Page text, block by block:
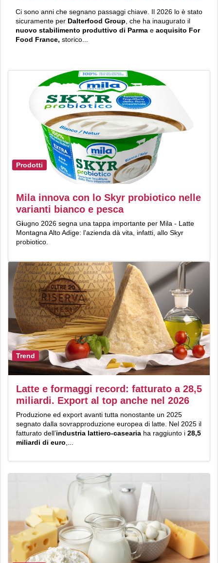
Ci sono anni che segnano passaggi chiave. Il 2026 lo è stato
sicuramente per Dalterfood Group , che ha inaugurato il
nuovo stabilimento produttivo di Parma e acquisito For
Food France, storico...
Prodotti
Mila innova con lo Skyr probiotico nelle
varianti bianco e pesca
Giugno 2026 segna una tappa importante per Mila - Latte
Montagna Alto Adige: l'azienda dà vita, infatti, allo Skyr
probiotico.
Trend
Latte e formaggi record: fatturato a 28,5
miliardi. Export al top anche nel 2026
Produzione ed export avanti tutta nonostante un 2025
segnato dalla sovrapproduzione europea di latte. Nel 2025 il
fatturato dell’industria lattiero-casearia ha raggiunto i 28,5
miliardi di euro